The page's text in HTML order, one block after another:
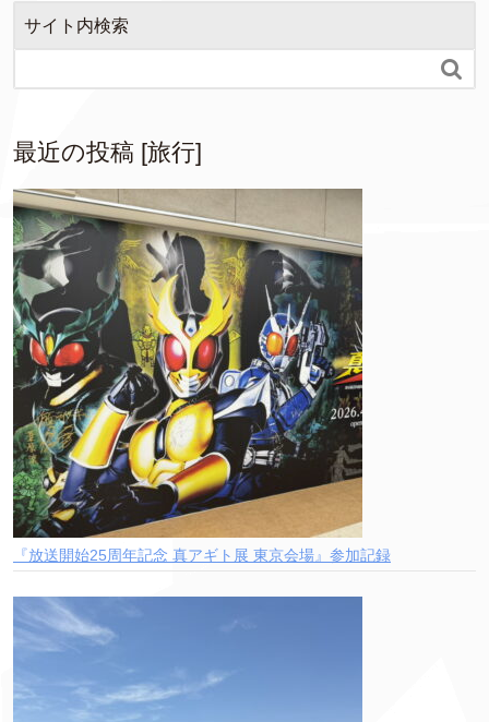
サイト内検索

最近の投稿 [旅行]
『放送開始25周年記念 真アギト展 東京会場』参加記録